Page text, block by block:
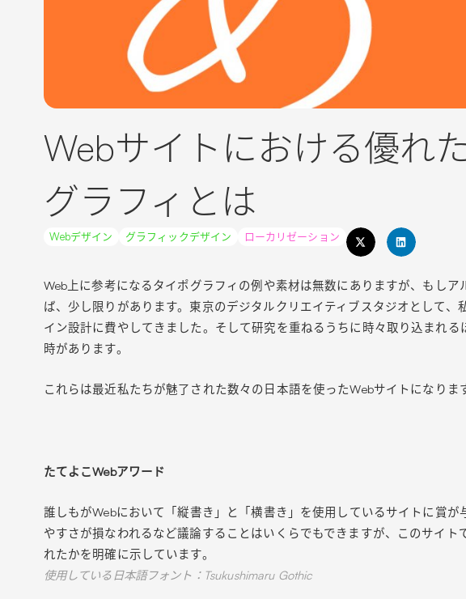
Webサイトにおける優れ
グラフィとは
Webデザイン グラフィックデザイン ローカリゼーション
Web上に参考になるタイポグラフィの例や素材は無数にありますが、もし
ば、少し限りがあります。東京のデジタルクリエイティブスタジオとして
イン設計に費やしてきました。そして研究を重ねるうちに時々取り込まれ
時があります。
これらは最近私たちが魅了された数々の日本語を使ったWebサイトになりま
たてよこWebアワード
誰しもがWebにおいて「縦書き」と「横書き」を使用しているサイトに賞
やすさが損なわれるなど議論することはいくらでもできますが、このサイ
れたかを明確に示しています。
使用している日本語フォント：Tsukushimaru Gothic